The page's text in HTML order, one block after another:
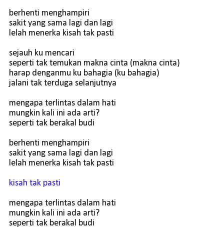
berhenti menghampiri
sakit yang sama lagi dan lagi
lelah menerka kisah tak pasti
sejauh ku mencari
seperti tak temukan makna cinta (makna cinta)
harap denganmu ku bahagia (ku bahagia)
jalani tak terduga selanjutnya
mengapa terlintas dalam hati
mungkin kali ini ada arti?
seperti tak berakal budi
berhenti menghampiri
sakit yang sama lagi dan lagi
lelah menerka kisah tak pasti
kisah tak pasti
mengapa terlintas dalam hati
mungkin kali ini ada arti?
seperti tak berakal budi